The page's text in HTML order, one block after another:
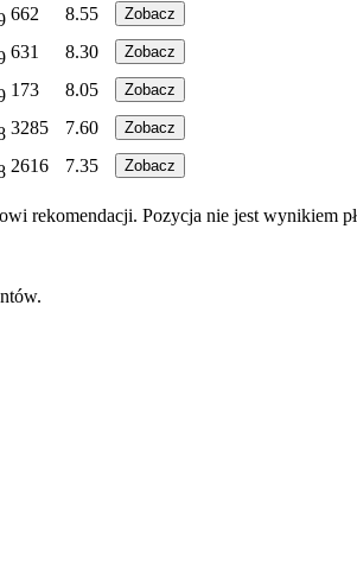
662 8.55 Zobacz
631 8.30 Zobacz
173 8.05 Zobacz
3285 7.60 Zobacz
2616 7.35 Zobacz
rekomendacji. Pozycja nie jest wynikiem